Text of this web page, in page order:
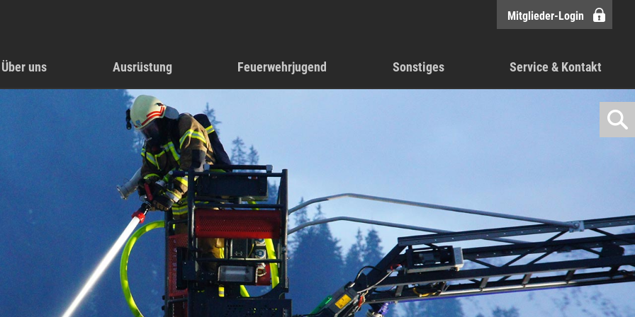
Über uns Ausrüstung Feuerwehrjugend Sonstiges Service & Kontakt
Mitglieder-Login